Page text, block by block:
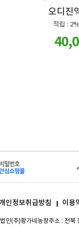
오디진
적립 :
인정보취급방침 이용
인(주)황가네농장주소 : 전북